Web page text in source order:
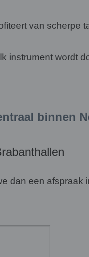
van scherpe
instrument wordt
binnen
dan een afspraak